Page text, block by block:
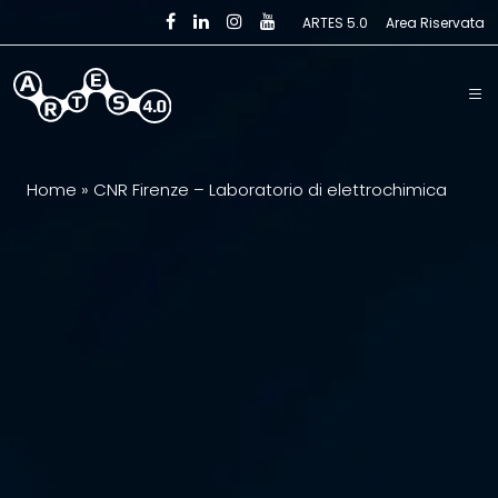
Skip to main content ARTES 5.0 Area Riservata
Home » CNR Firenze – Laboratorio di elettrochimica